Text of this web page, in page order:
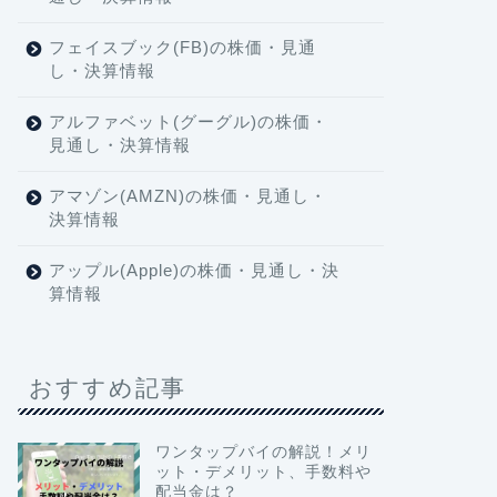
フェイスブック(FB)の株価・見通
し・決算情報
アルファベット(グーグル)の株価・
見通し・決算情報
アマゾン(AMZN)の株価・見通し・
決算情報
アップル(Apple)の株価・見通し・決
算情報
おすすめ記事
ワンタップバイの解説！メリ
ット・デメリット、手数料や
配当金は？